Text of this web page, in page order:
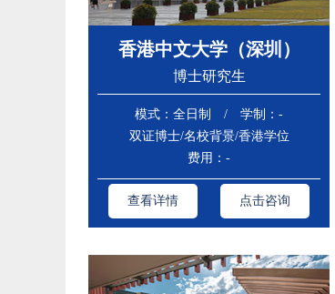
香港中文大学（深圳）
博士研究生
模式：全日制 / 学制：-
双证博士/名校背景/香港学位
费用：-
查看详情 点击咨询